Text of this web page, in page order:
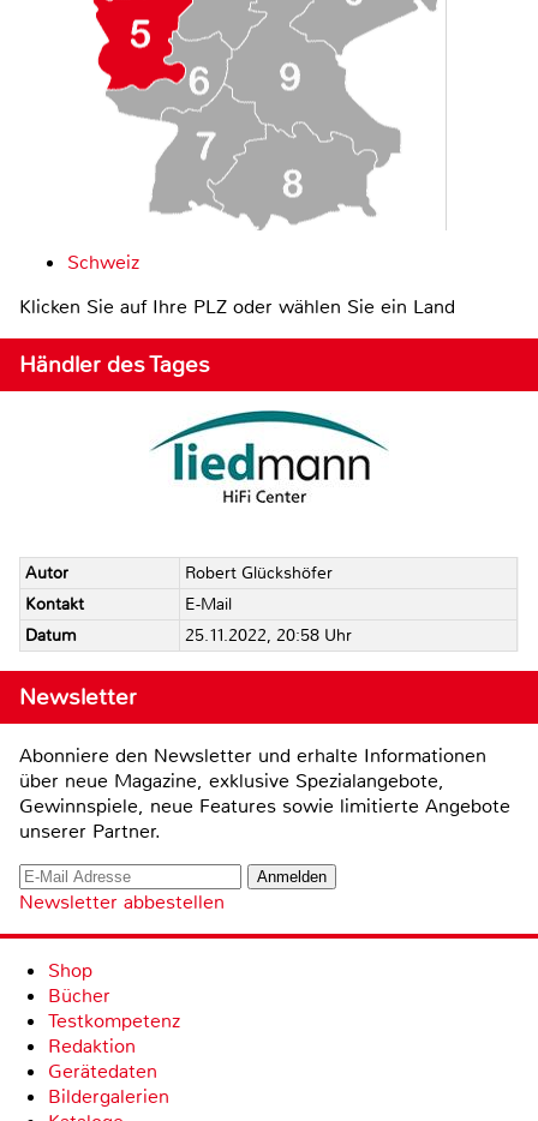
Schweiz
Klicken Sie auf Ihre PLZ oder wählen Sie ein Land
Händler des Tages
Autor
Robert Glückshöfer
Kontakt
E-Mail
Datum
25.11.2022, 20:58 Uhr
Newsletter
Abonniere den Newsletter und erhalte Informationen
über neue Magazine, exklusive Spezialangebote,
Gewinnspiele, neue Features sowie limitierte Angebote
unserer Partner.
Newsletter abbestellen
Shop
Bücher
Testkompetenz
Redaktion
Gerätedaten
Bildergalerien